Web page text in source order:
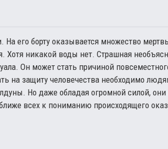
На его борту оказывается множество
Хотя никакой воды нет. Страшная
Он может стать причиной
на защиту человечества необходимо
Но даже обладая огромной силой, они
всех к пониманию происходящего